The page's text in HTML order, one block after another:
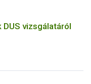
vizsgálatáról